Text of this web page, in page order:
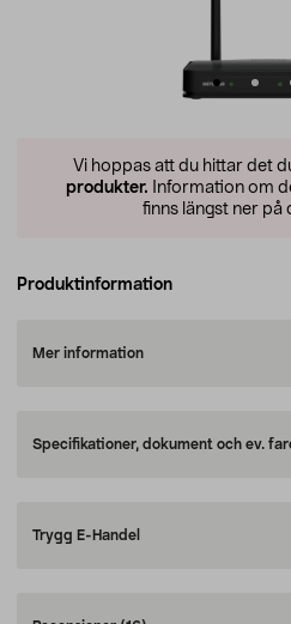
Vi hoppas att du hittar det
produkter. Information om
finns längst ner på
Produktinformation
Mer information
Specifikationer, dokument och ev.
Trygg E-Handel